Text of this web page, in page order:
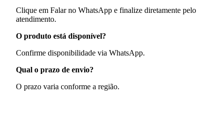
Clique em Falar no WhatsApp e finalize diretamente pelo
atendimento.
O produto está disponível?
Confirme disponibilidade via WhatsApp.
Qual o prazo de envio?
O prazo varia conforme a região.